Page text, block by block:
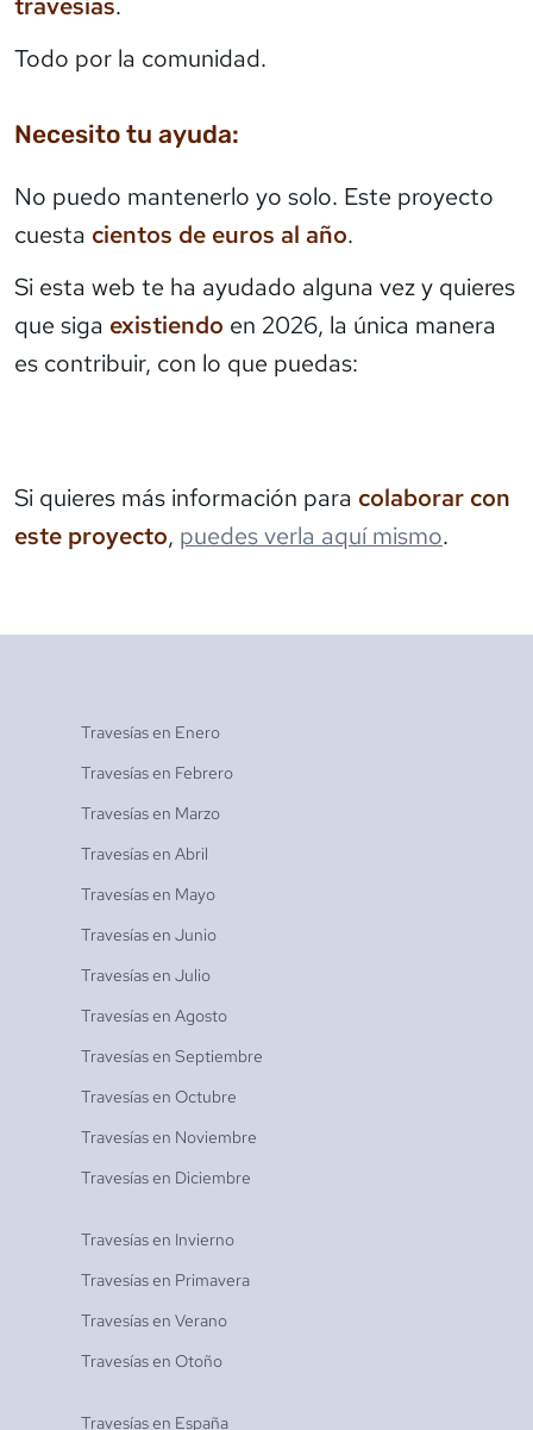
travesías.
Todo por la comunidad.
Necesito tu ayuda:
No puedo mantenerlo yo solo. Este proyecto
cuesta cientos de euros al año.
Si esta web te ha ayudado alguna vez y quieres
que siga existiendo en 2026, la única manera
es contribuir, con lo que puedas:
Si quieres más información para colaborar con
este proyecto, puedes verla aquí mismo.
Travesías en Enero
Travesías en Febrero
Travesías en Marzo
Travesías en Abril
Travesías en Mayo
Travesías en Junio
Travesías en Julio
Travesías en Agosto
Travesías en Septiembre
Travesías en Octubre
Travesías en Noviembre
Travesías en Diciembre
Travesías en Invierno
Travesías en Primavera
Travesías en Verano
Travesías en Otoño
Travesías en España